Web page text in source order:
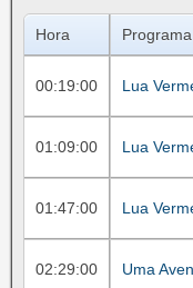
Hora Programa
00:19:00 Lua
01:09:00 Lua
01:47:00 Lua
02:29:00 Uma